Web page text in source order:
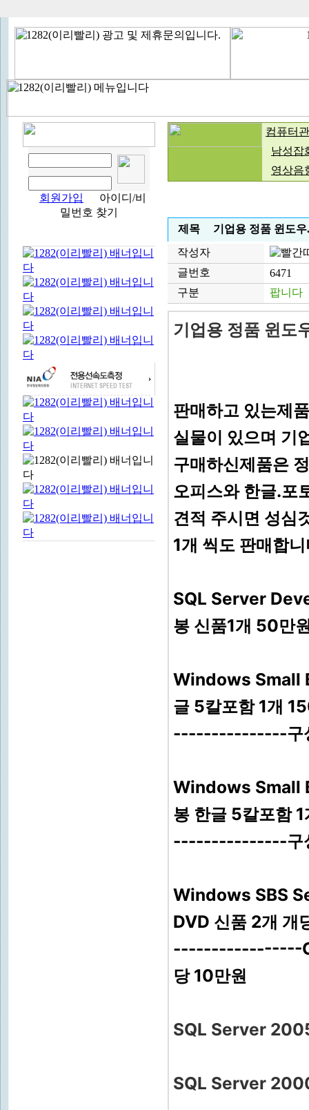
회원가입
아이디/비
밀번호 찾기
컴퓨터
남성잡
영상음
제목
기업용 정품 윈도
작성자
글번호
6471
구분
팝니다
기업용 정품 윈도
판매하고 있는제
실물이 있으며 기
구매하신제품은
오피스와 한글.포
견적 주시면 성심
1개 씩도 판매합
SQL Server
봉 신품1개 50만
Windows Small
글 5칼포함 1개
---------------구
Windows Small
봉 한글 5칼포함
---------------구
Windows SBS
DVD 신품 2개 개
-----------------CD
당 10만원
SQL Server
SQL Server